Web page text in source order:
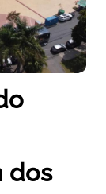
dos